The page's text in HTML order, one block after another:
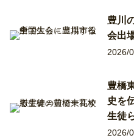
豊川
会出
2026/
豊橋
史を
生徒
2026/